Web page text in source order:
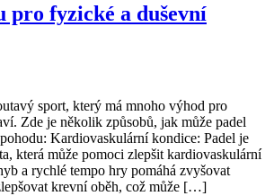
pro fyzické a duševní
sport, který má mnoho výhod pro
Zde je několik způsobů, jak může padel
Kardiovaskulární kondice: Padel je
která může pomoci zlepšit kardiovaskulární
a rychlé tempo hry pomáhá zvyšovat
krevní oběh, což může […]